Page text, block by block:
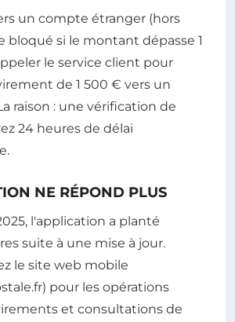
un compte étranger (hors
bloqué si le montant dépasse 1
le service client pour
de 1 500 € vers un
raison : une vérification de
24 heures de délai
NE RÉPOND PLUS
l'application a planté
suite à une mise à jour.
le site web mobile
pour les opérations
et consultations de